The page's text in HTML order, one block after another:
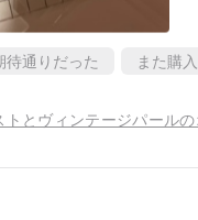
待通りだった また購